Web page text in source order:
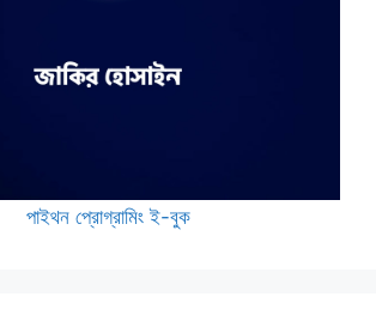
পাইথন প্রোগ্রামিং ই-বুক